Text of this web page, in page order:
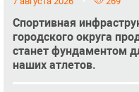
Спортивная
городского округа
станет фундаментом
наших атлетов.